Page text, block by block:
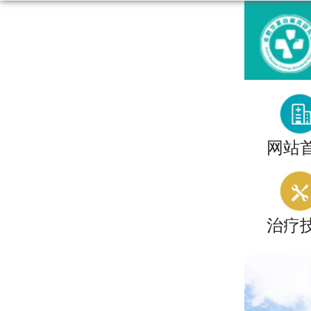
网站
治疗